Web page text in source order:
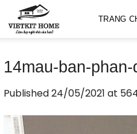
TRANG
14mau-ban-
Published24/05/2021 at